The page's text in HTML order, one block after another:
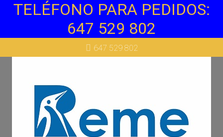
TELÉFONO PARA PEDIDOS:
647 529 802
647 529 802
Más info